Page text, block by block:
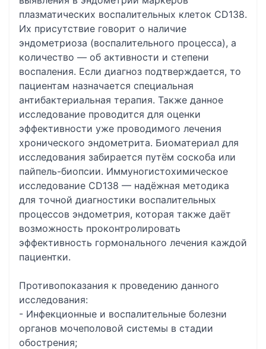
плазматических воспалительных клеток CD138.
Их присутствие говорит о наличие
эндометриоза (воспалительного процесса), а
количество — об активности и степени
воспаления. Если диагноз подтверждается, то
пациентам назначается специальная
антибактериальная терапия. Также данное
исследование проводится для оценки
эффективности уже проводимого лечения
хронического эндометрита. Биоматериал для
исследования забирается путём соскоба или
пайпель-биопсии. Иммуногистохимическое
исследование CD138 — надёжная методика
для точной диагностики воспалительных
процессов эндометрия, которая также даёт
возможность проконтролировать
эффективность гормонального лечения каждой
пациентки.
Противопоказания к проведению данного
исследования:
- Инфекционные и воспалительные болезни
органов мочеполовой системы в стадии
обострения;